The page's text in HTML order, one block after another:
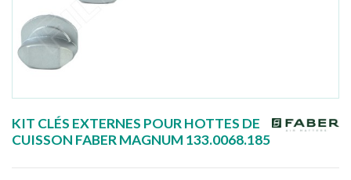
KIT CLÉS EXTERNES POUR HOTTES DE
CUISSON FABER MAGNUM 133.0068.185